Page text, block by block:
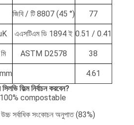
জিবি / টি 8807 (45 °) 77
এএসটিএম ডি 1894 ই 0.51 / 0.41
ASTM D2578 38
4.61
ফিল্ম নির্বাচন করবেন?
100% compostable
সর্বাধিক সংকোচন অনুপাত (83%)